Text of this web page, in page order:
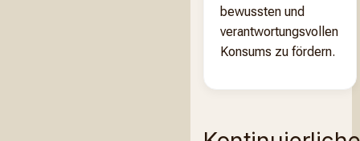
bewussten und
verantwortungsvollen
Konsums zu fördern.